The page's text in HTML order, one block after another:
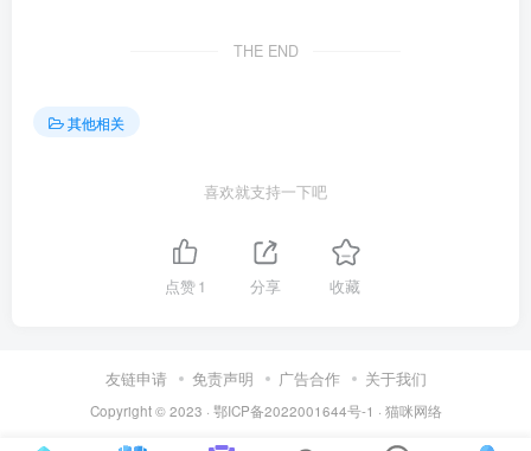
THE END
其他相关
喜欢就支持一下吧
点赞1 分享 收藏
友链申请 免责声明 广告合作 关于我们
Copyright © 2023 · 鄂ICP备2022001644号-1 · 猫咪网络